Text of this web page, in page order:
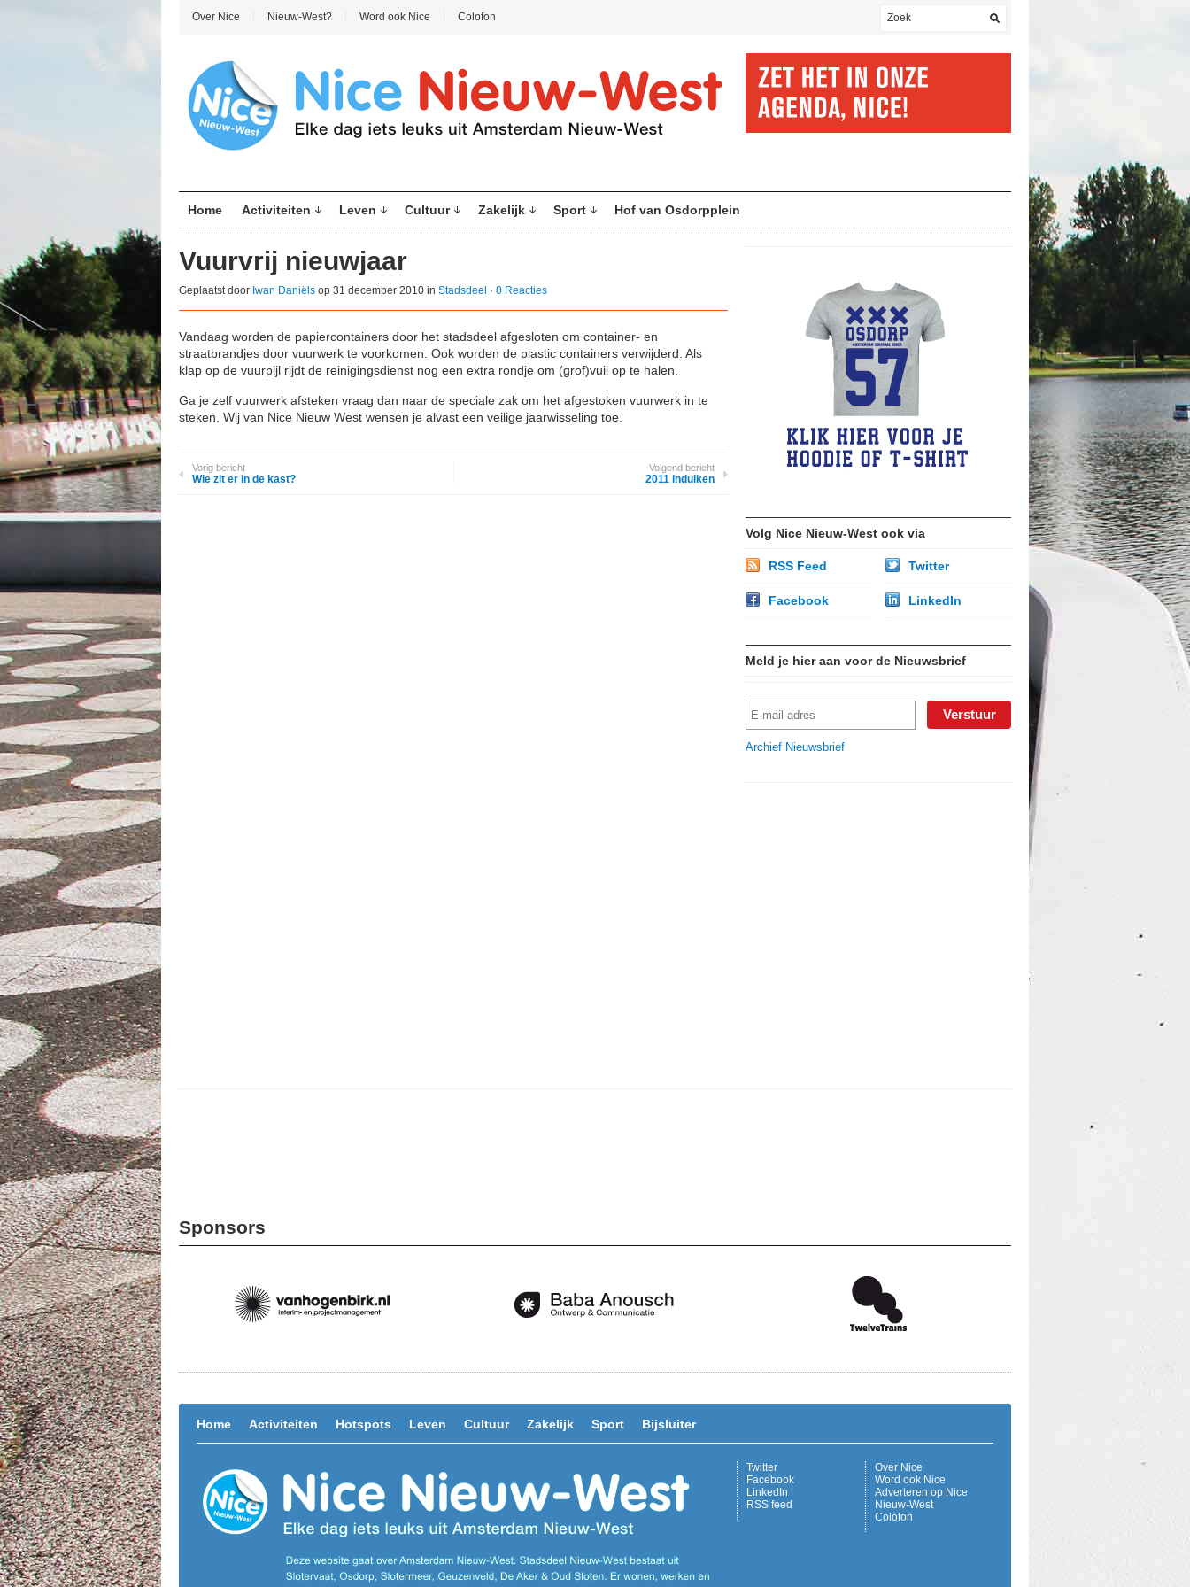
Over Nice Nieuw-West? Word ook Nice Colofon
Home Activiteiten Leven Cultuur Zakelijk Sport Hof van Osdorpplein
Vuurvrij nieuwjaar
Geplaatst door Iwan Daniëls op 31 december 2010 in Stadsdeel · 0 Reacties
Vandaag worden de papiercontainers door het stadsdeel afgesloten om container- en
straatbrandjes door vuurwerk te voorkomen. Ook worden de plastic containers verwijderd. Als
klap op de vuurpijl rijdt de reinigingsdienst nog een extra rondje om (grof)vuil op te halen.
Ga je zelf vuurwerk afsteken vraag dan naar de speciale zak om het afgestoken vuurwerk in te
steken. Wij van Nice Nieuw West wensen je alvast een veilige jaarwisseling toe.
Vorig bericht
Wie zit er in de kast?
Volgend bericht
2011 induiken
Volg Nice Nieuw-West ook via
RSS Feed Twitter
Facebook LinkedIn
Meld je hier aan voor de Nieuwsbrief
Archief Nieuwsbrief
Sponsors
Home Activiteiten Hotspots Leven Cultuur Zakelijk Sport Bijsluiter
Over Nice
Word ook Nice
Adverteren op Nice
Nieuw-West
Colofon
Twitter
Facebook
LinkedIn
RSS feed